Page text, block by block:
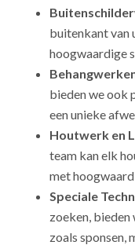
buitenkant van
hoogwaardige
bieden we ook
een unieke
Houtwerk en
team kan elk
met
Speciale
zoeken,
zoals sponsen,